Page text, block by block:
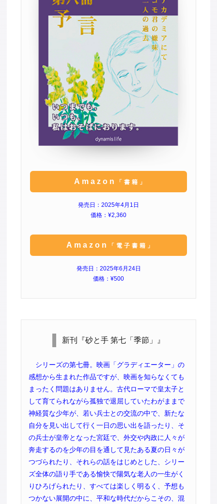
Amazon 「書籍」
発売日：2025年4月1日
価格：¥2,360
Amazon 「電子書籍」
発売日：2025年6月24日
価格：¥500
新刊『砂と手 第七「季節」』
シリーズの第七冊。映画「グラディエーター」の
感想から生まれた作品ですが、映画を知らなくても
まったく問題はありません。古代ローマで皇太子と
して育てられながら孤独で退屈していたわがままで
神経質な少年が、若い兵士との交流の中で、新たな
自分を見い出して行く一日の思い出を語ったり、そ
の兵士が皇帝となった宮廷で、外交や内政に人々が
奔走するのを少年の目を通して見たある夏の日々が
つづられたり、それらの話をはじめとした、シリー
ズ全体の語り手である愉快で陽気な老人の一生がく
りひろげられたり、すべては楽しく明るく、予想も
つかない展開の中に、平和な時代だからこその、混